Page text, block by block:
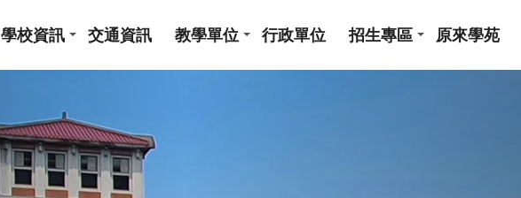
學校資訊 交通資訊 教學單位 行政單位 招生專區 原來學苑